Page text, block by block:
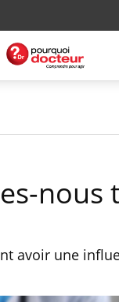
nous
avoir une